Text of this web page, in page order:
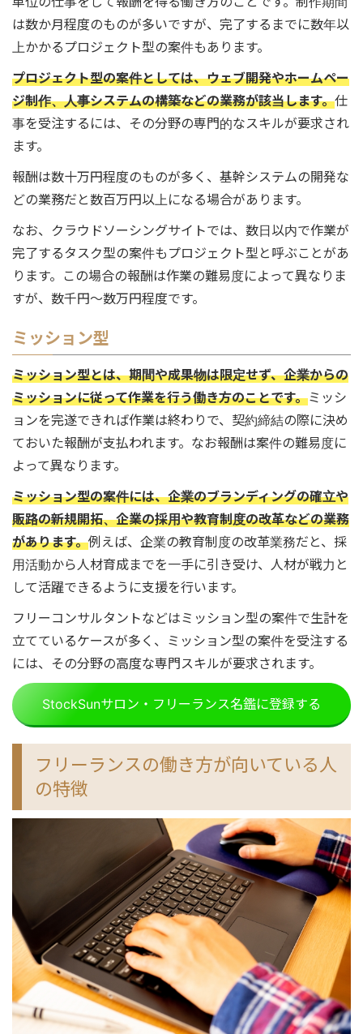
は数か月程度のものが多いですが、完了するまでに数年以
上かかるプロジェクト型の案件もあります。
プロジェクト型の案件としては、ウェブ開発やホームペー
ジ制作、人事システムの構築などの業務が該当します。仕
事を受注するには、その分野の専門的なスキルが要求され
ます。
報酬は数十万円程度のものが多く、基幹システムの開発な
どの業務だと数百万円以上になる場合があります。
なお、クラウドソーシングサイトでは、数日以内で作業が
完了するタスク型の案件もプロジェクト型と呼ぶことがあ
ります。この場合の報酬は作業の難易度によって異なりま
すが、数千円～数万円程度です。
ミッション型
ミッション型とは、期間や成果物は限定せず、企業からの
ミッションに従って作業を行う働き方のことです。ミッシ
ョンを完遂できれば作業は終わりで、契約締結の際に決め
ておいた報酬が支払われます。なお報酬は案件の難易度に
よって異なります。
ミッション型の案件には、企業のブランディングの確立や
販路の新規開拓、企業の採用や教育制度の改革などの業務
があります。例えば、企業の教育制度の改革業務だと、採
用活動から人材育成までを一手に引き受け、人材が戦力と
して活躍できるように支援を行います。
フリーコンサルタントなどはミッション型の案件で生計を
立てているケースが多く、ミッション型の案件を受注する
には、その分野の高度な専門スキルが要求されます。
StockSunサロン・フリーランス名鑑に登録する
フリーランスの働き方が向いている人
の特徴